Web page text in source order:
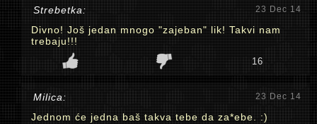
Strebetka: 23 Dec 14
Divno! Još jedan mnogo "zajeban" lik! Takvi nam
trebaju!!!
16
Milica: 23 Dec 14
Jednom će jedna baš takva tebe da za*ebe. :)